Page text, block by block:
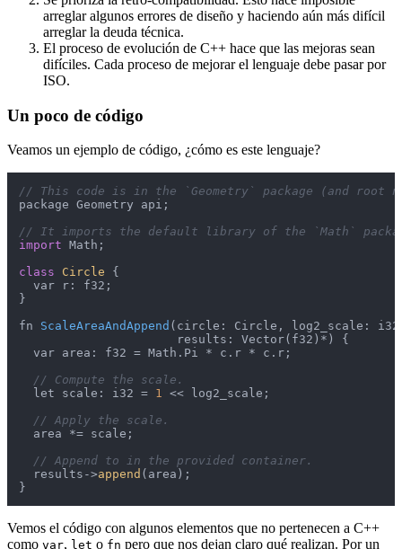
arreglar algunos errores de diseño y haciendo aún más difícil
arreglar la deuda técnica.
El proceso de evolución de C++ hace que las mejoras sean
difíciles. Cada proceso de mejorar el lenguaje debe pasar por
ISO.
Un poco de código
Veamos un ejemplo de código, ¿cómo es este lenguaje?
// This code is in the `Geometry` package (and root
package Geometry api;
// It imports the default library of the `Math`
import Math;
class
Circle {
  var r: f32;
}
fn ScaleAreaAndAppend (circle: Circle, log2_scale:
                      results: Vector(f32)*)
{
  var area: f32 = Math.Pi * c.r * c.r;
// Compute the scale.
  let scale: i32 =
1 << log2_scale;
// Apply the scale.
  area *= scale;
// Append to in the provided container.
  results->
append (area);
}
Vemos el código con algunos elementos que no pertenecen a C++
como var, let o fn pero que nos dejan claro qué realizan. Por un